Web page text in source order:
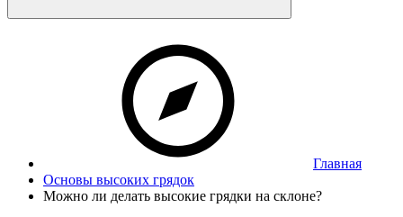
Главная
Основы высоких грядок
Можно ли делать высокие грядки на склоне?